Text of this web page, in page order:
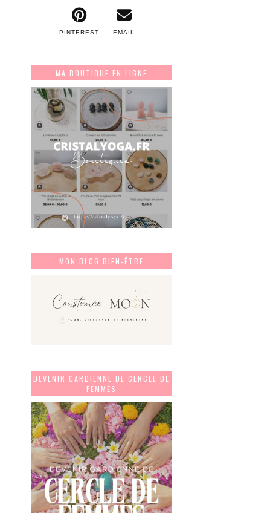
PINTEREST EMAIL
MA BOUTIQUE EN LIGNE
MON BLOG BIEN-ÊTRE
DEVENIR GARDIENNE DE CERCLE DE
FEMMES